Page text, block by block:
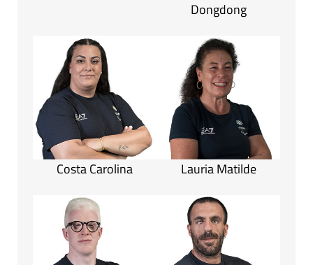
Dongdong
Costa Carolina Lauria Matilde